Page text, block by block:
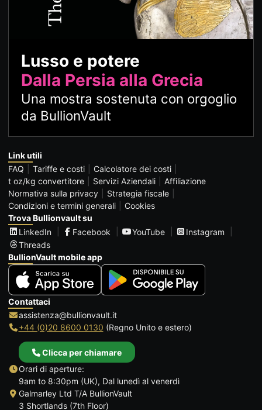
Lusso e potere
Dalla Persia alla Grecia
Una mostra sostenuta con orgoglio
da BullionVault
Link utili
FAQ
Tariffe e costi
Calcolatore dei costi
t oz/kg convertitore
Servizi Aziendali
Affiliazione
Normativa sulla privacy
Strategia fiscale
Condizioni e termini generali
Cookies
Trova Bullionvault su
LinkedIn
Facebook YouTube
Instagram
Threads
BullionVault mobile app
Contattaci
assistenza@bullionvault.it
+44 (0)20 8600 0130 (Regno Unito e estero)
Clicca per chiamare
Orari di aperture:
9am to 8:30pm (UK), Dal lunedì al venerdì
Galmarley Ltd T/A BullionVault
3 Shortlands (7th Floor)